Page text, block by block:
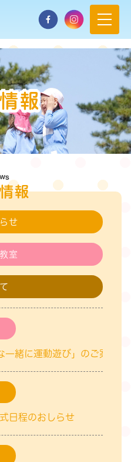
報
報
せ
室
緒に運動遊び」のご案内★
日程のおしらせ